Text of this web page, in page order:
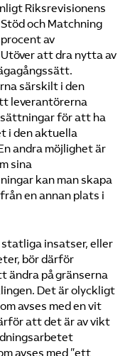
Riksrevisionens
och Matchning
av
att dra nytta av
särskilt i den
leverantörerna
för att ha
i den aktuella
andra möjlighet är
sina
kan man skapa
en annan plats i
insatser, eller
bör därför
ändra på gränserna
Det är olyckligt
avses med en vit
att det är av vikt
avses med ”ett